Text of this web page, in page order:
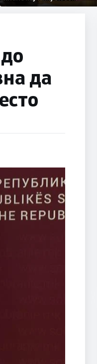
првачиња помалку
да